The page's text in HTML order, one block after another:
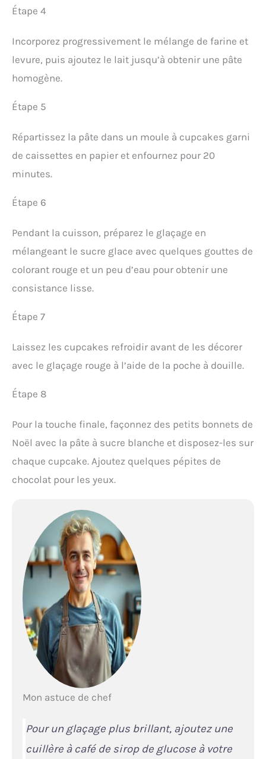
Étape 4
Incorporez progressivement le mélange de farine et
levure, puis ajoutez le lait jusqu’à obtenir une pâte
homogène.
Étape 5
Répartissez la pâte dans un moule à cupcakes garni
de caissettes en papier et enfournez pour 20
minutes.
Étape 6
Pendant la cuisson, préparez le glaçage en
mélangeant le sucre glace avec quelques gouttes de
colorant rouge et un peu d’eau pour obtenir une
consistance lisse.
Étape 7
Laissez les cupcakes refroidir avant de les décorer
avec le glaçage rouge à l’aide de la poche à douille.
Étape 8
Pour la touche finale, façonnez des petits bonnets de
Noël avec la pâte à sucre blanche et disposez-les sur
chaque cupcake. Ajoutez quelques pépites de
chocolat pour les yeux.
Mon astuce de chef
Pour un glaçage plus brillant, ajoutez une
cuillère à café de sirop de glucose à votre